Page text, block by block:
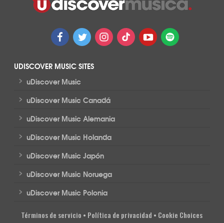
UDISCOVER MUSIC SITES
> uDiscover Music
> uDiscover Music Canadá
> uDiscover Music Alemania
> uDiscover Music Holanda
> uDiscover Music Japón
> uDiscover Music Noruega
> uDiscover Music Polonia
Términos de servicio • Política de privacidad • Cookie Choices